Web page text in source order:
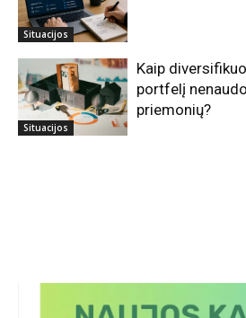
Situacijos
Situacijos
Kaip
portfelį
priemonių?